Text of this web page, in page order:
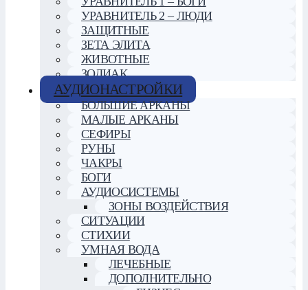
УРАВНИТЕЛЬ 2 – ЛЮДИ
ЗАЩИТНЫЕ
ЗЕТА ЭЛИТА
ЖИВОТНЫЕ
ЗОДИАК
АУДИОНАСТРОЙКИ
БОЛЬШИЕ АРКАНЫ
МАЛЫЕ АРКАНЫ
СЕФИРЫ
РУНЫ
ЧАКРЫ
БОГИ
АУДИОСИСТЕМЫ
ЗОНЫ ВОЗДЕЙСТВИЯ
СИТУАЦИИ
СТИХИИ
УМНАЯ ВОДА
ЛЕЧЕБНЫЕ
ДОПОЛНИТЕЛЬНО